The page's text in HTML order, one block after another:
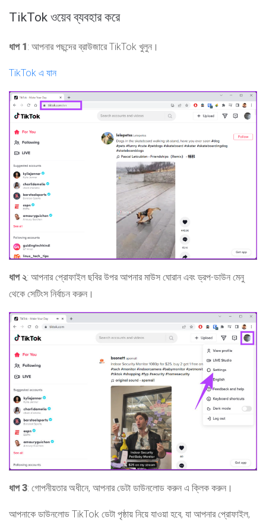
TikTok ওয়েব ব্যবহার করে
ধাপ 1: আপনার পছন্দের ব্রাউজারে TikTok খুলুন।
TikTok এ যান
ধাপ ২: আপনার প্রোফাইল ছবির উপর আপনার মাউস ঘোরান এবং ড্রপ-ডাউন মেনু
থেকে সেটিংস নির্বাচন করুন।
ধাপ 3: গোপনীয়তার অধীনে, আপনার ডেটা ডাউনলোড করুন এ ক্লিক করুন।
আপনাকে ডাউনলোড TikTok ডেটা পৃষ্ঠায় নিয়ে যাওয়া হবে, যা আপনার প্রোফাইল,